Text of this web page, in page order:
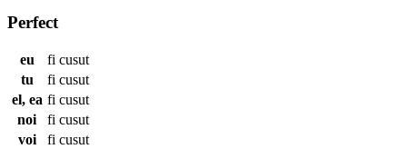
Perfect
eu fi cusut
tu
fi cusut
el, ea fi cusut
noi
fi cusut
voi
fi cusut